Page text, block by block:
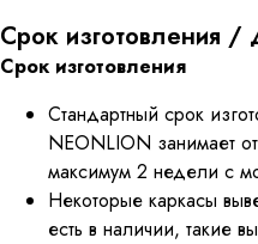
Срок изготовления /
Срок изготовления
Стандартный срок
NEONLION занимает
максимум 2 недели с
Некоторые каркасы
есть в наличии, такие